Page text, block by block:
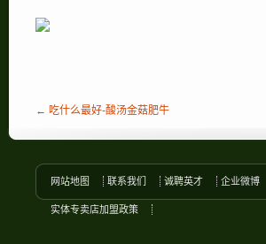
← 吃什么最好-酸汤金菇肥牛
网站地图 联系我们 诚聘英才 企业微博
实体专卖店加盟政策